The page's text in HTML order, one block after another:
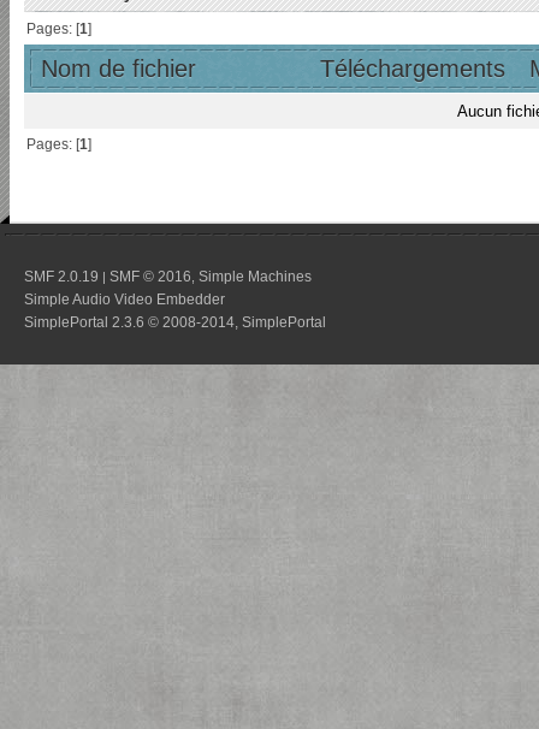
Pages: [1]
Nom de fichier Téléchargements
Aucun
Pages: [1]
SMF 2.0.19 | SMF © 2016 Simple Machines
Simple Audio Video Embedder
SimplePortal 2.3.6 © 2008-2014, SimplePortal